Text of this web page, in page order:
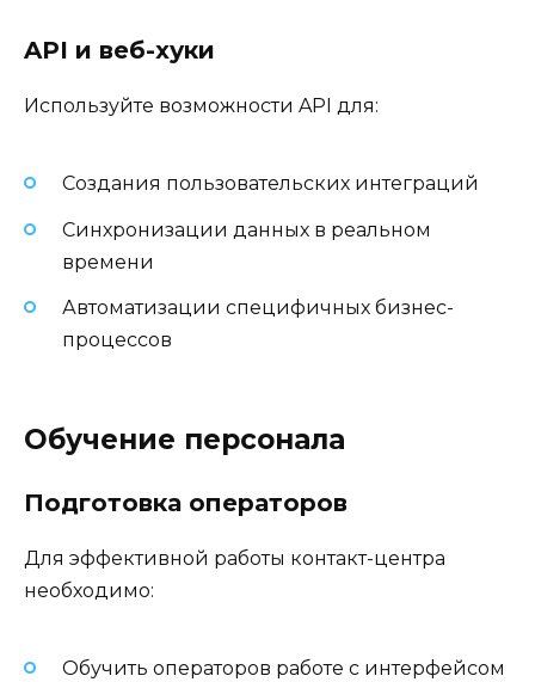
API и веб-хуки
Используйте возможности API для:
Создания пользовательских интеграций
Синхронизации данных в реальном
времени
Автоматизации специфичных бизнес-
процессов
Обучение персонала
Подготовка операторов
Для эффективной работы контакт-центра
необходимо:
Обучить операторов работе с интерфейсом